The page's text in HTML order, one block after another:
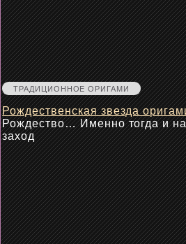
ТРАДИЦИОННОЕ ОРИГАМИ
Рождественская звезда
Рождество… Именно тогда и
заход